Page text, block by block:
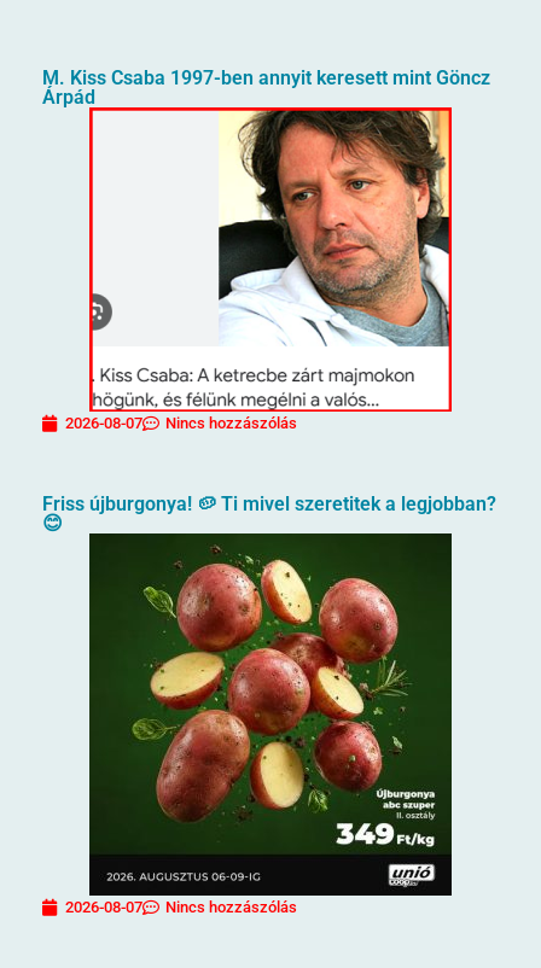
M. Kiss Csaba 1997-ben annyit keresett mint Göncz
Árpád
2026-08-07 Nincs hozzászólás
Friss újburgonya! 🥔 Ti mivel szeretitek a legjobban?
😊
2026-08-07 Nincs hozzászólás